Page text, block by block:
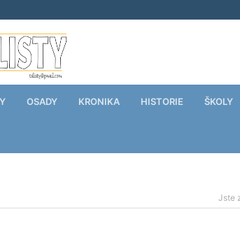
OSADY KRONIKA HISTORIE ŠKOLY
Jste